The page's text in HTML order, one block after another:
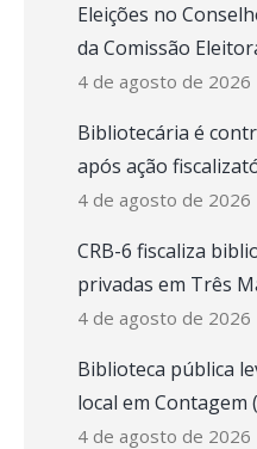
Eleições no
da Comissão
4 de agosto de 2026
Bibliotecária é
após ação
4 de agosto de 2026
CRB-6 fiscaliza
privadas em Três
4 de agosto de 2026
Biblioteca pública
local em Contagem
4 de agosto de 2026